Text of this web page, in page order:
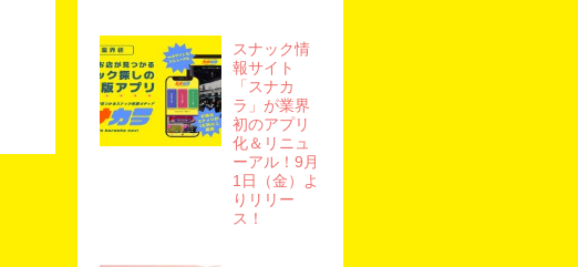
スナック情
報サイト
「スナカ
ラ」が業界
初のアプリ
化＆リニュ
ーアル！9月
1日（金）よ
りリリー
ス！